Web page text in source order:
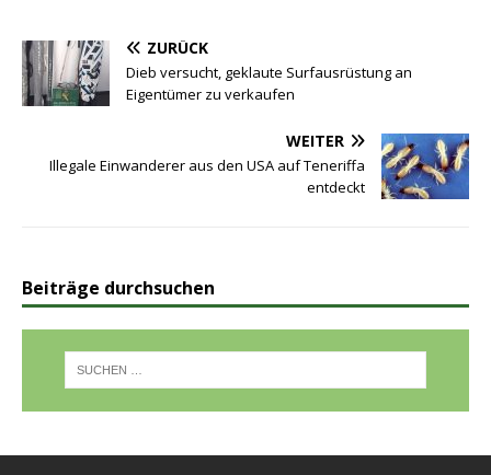
ZURÜCK
Dieb versucht, geklaute Surfausrüstung an
Eigentümer zu verkaufen
WEITER
Illegale Einwanderer aus den USA auf Teneriffa
entdeckt
Beiträge durchsuchen